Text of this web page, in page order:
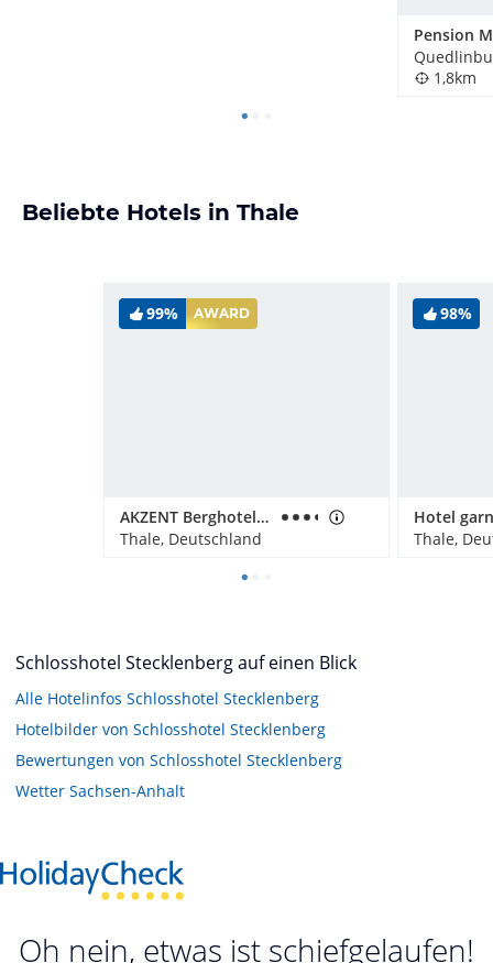
Pension
1,8km
Beliebte Hotels in Thale
99% AWARD
AKZENT Berghotel Rosstrappe
Thale, Deutschland
98%
Thale,
Schlosshotel Stecklenberg auf einen Blick
Alle Hotelinfos Schlosshotel Stecklenberg
Hotelbilder von Schlosshotel Stecklenberg
Bewertungen von Schlosshotel Stecklenberg
Wetter Sachsen-Anhalt
Oh nein, etwas ist schiefgelaufen!